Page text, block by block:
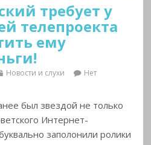
требует у
телепроекта
ему
Новости и слухи
Нет
был звездой не только
Интернет-
заполонили ролики